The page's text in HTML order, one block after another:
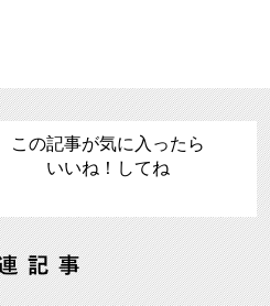
この記事が気に入ったら
いいね！してね